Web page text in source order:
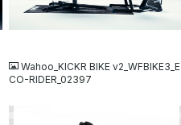
JPG
Wahoo_KICKR BIKE v2_WFBIKE3_E
CO-RIDER_02397